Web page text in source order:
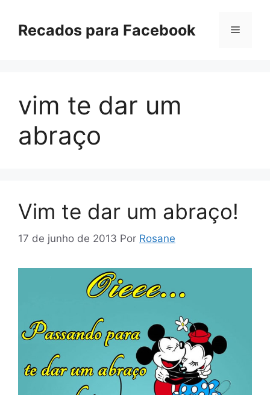
paraRecados para Facebook Menu
vim te dar um
abraço
Vim te dar um abraço!
17 de junho de 2013 Por Rosane